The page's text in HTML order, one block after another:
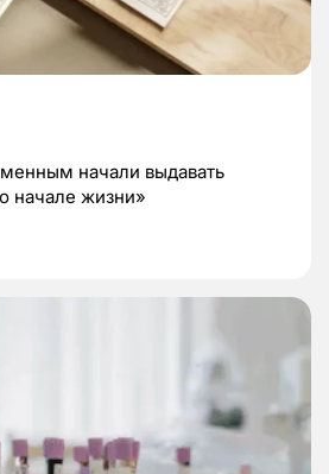
начали выдавать
начале жизни»